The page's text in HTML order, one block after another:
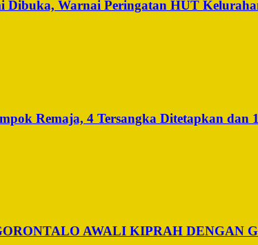
Dibuka, Warnai Peringatan HUT
Remaja, 4 Tersangka Ditetapkan dan
AWALI KIPRAH DENGAN